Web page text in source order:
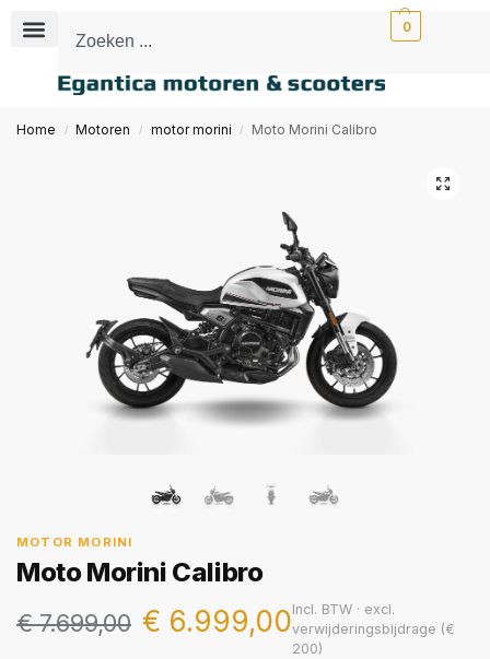
0
Home / Motoren / motor morini / Moto Morini Calibro
MOTOR MORINI
Moto Morini Calibro
€7.699,00 € 6.999,00Incl. BTW · excl.
verwijderingsbijdrage (€
200)